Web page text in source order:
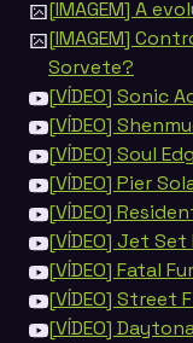
[IMAGEM] A
[IMAGEM]
Sorvete?
[VÍDEO] Sonic
[VÍDEO]
[VÍDEO] Soul
[VÍDEO] Pier
[VÍDEO]
[VÍDEO] Jet
[VÍDEO] Fatal
[VÍDEO] Street
[VÍDEO]